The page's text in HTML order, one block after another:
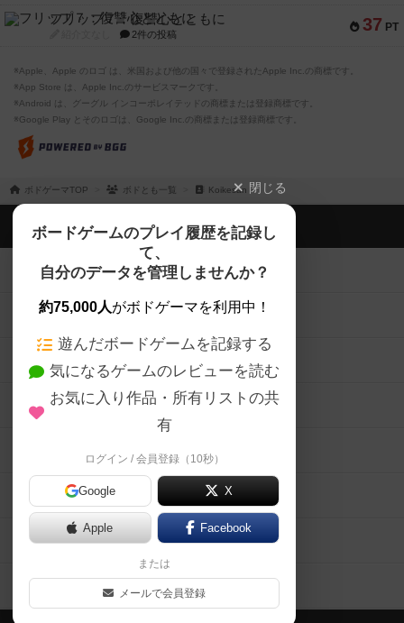
37 PT
フリップ７：復讐心とともに
2件の投稿
※Apple、Apple のロゴ は、米国および他の国々で登録されたApple Inc.の商標です。
※App Store は、Apple Inc.のサービスマークです。
※Android は、グーグル インコーポレイテッドの商標または登録商標です。
※Google Play とそのロゴは、Google Inc.の商標または登録商標です。
ボドゲーマTOP ボドとも一覧 Koikesan 閉じる
ボードゲームのプレイ履歴を記録し
て、
自分のデータを管理しませんか？
約75,000人がボドゲーマを利用中！
遊んだボードゲームを記録する
気になるゲームのレビューを読む
お気に入り作品・所有リストの共
有
ログイン / 会員登録（10秒）
Google X
Apple Facebook
または
メールで会員登録
ボドゲーマTOP
ボードゲームを検索する
ボードゲームの新着レビュー
ボードゲーム会情報
メカニクス特集
掲示板・トピックス
ボドとも・会員一覧
ボードゲーム業界コラム
ボドゲーマご利用案内